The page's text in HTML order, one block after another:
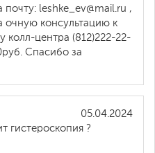
leshke_ev@mail.ru ,
очную консультацию к
колл-центра (812)222-22-
Спасибо за
05.04.2024
гистероскопия ?